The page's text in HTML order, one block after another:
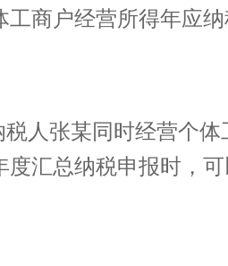
工商户经营所得年应
税人张某同时经营个
度汇总纳税申报时，